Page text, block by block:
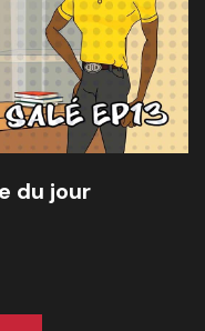
du jour